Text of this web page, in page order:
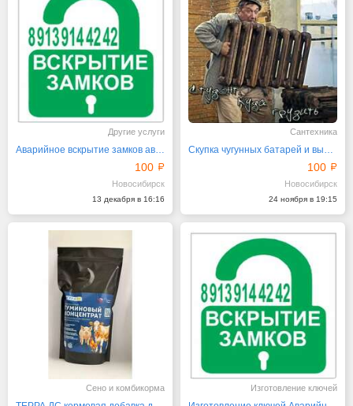
Другие услуги
Аварийное вскрытие замков автомобилей Академ-ключ
100
Новосибирск
13 декабря в 16:16
Сантехника
Скупка чугунных батарей и вывоз ванн Новосибирск
100
Новосибирск
24 ноября в 19:15
Сено и комбикорма Изготовление ключей